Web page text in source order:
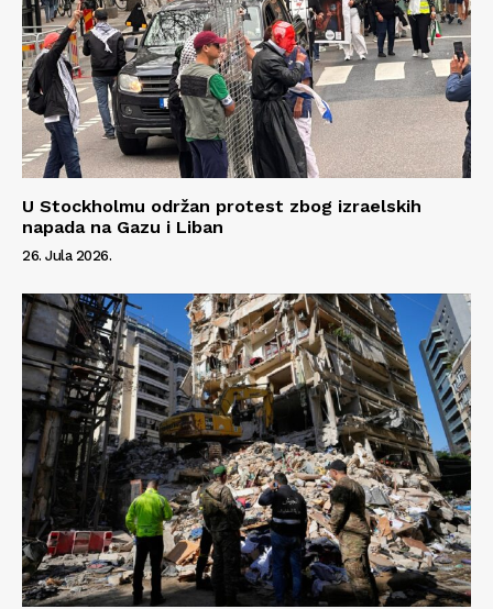
U Stockholmu održan protest zbog izraelskih
napada na Gazu i Liban
26. Jula 2026.